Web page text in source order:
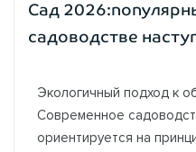
Сад
садоводстве
Экологичный подход к
Современное
ориентируется на